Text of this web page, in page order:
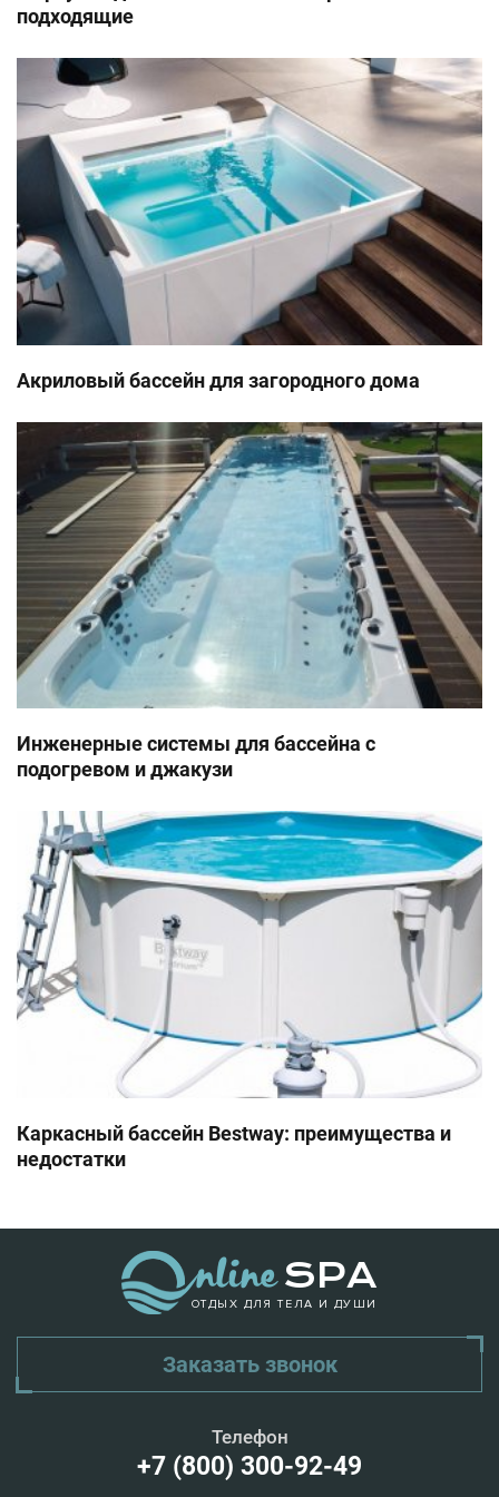
подходящие
Акриловый бассейн для загородного дома
Инженерные системы для бассейна с
подогревом и джакузи
Каркасный бассейн Bestway: преимущества и
недостатки
ОТДЫХ ДЛЯ ТЕЛА И ДУШИ
Заказать звонок
Телефон
+7 (800) 300-92-49